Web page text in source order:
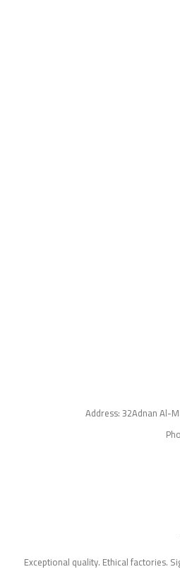
Address: 32Adnan Al-
Exceptional quality. Ethical factories.